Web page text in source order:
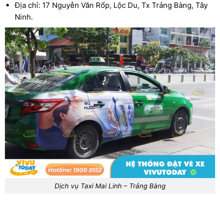
Địa chỉ: 17 Nguyễn Văn Rốp, Lộc Du, Tx Trảng Bàng, Tây
Ninh.
Dịch vụ Taxi Mai Linh – Trảng Bàng